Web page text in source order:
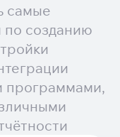
самые
созданию
программами,